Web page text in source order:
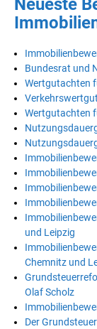
Neueste
Bundesrat und
Wertgutachten
Wertgutachten
und Leipzig
Chemnitz und
Olaf Scholz
Der